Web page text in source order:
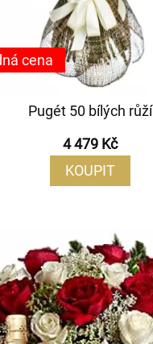
Pugét 50 bílých růží
4 479 Kč
KOUPIT
cena